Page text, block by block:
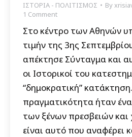
ΙΣΤΟΡΙΑ - ΠΟΛΙΤΙΣΜΟΣ By
1 Comment
Στο κέντρο των Αθηνών
τιμήν της 3ης
απέκτησε Σύνταγμα και
οι Ιστορικοί του
“δημοκρατική”
πραγματικότητα ήταν
των ξένων πρεσβειών και
είναι αυτό που αναφέρει